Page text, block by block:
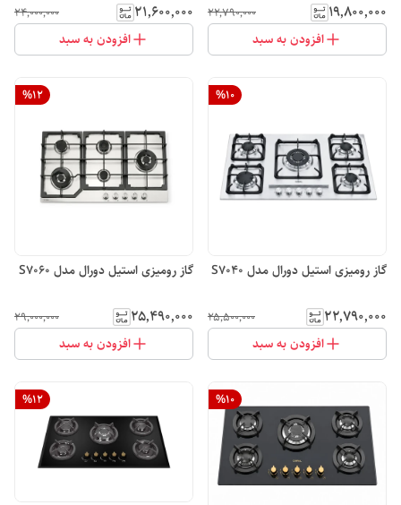
۱۹٬۸۰۰٬۰۰۰ ۲۲٬۷۹۰٬۰۰۰
افزودن به سبد
۲۱٬۶۰۰٬۰۰۰ ۲۴٬۰۰۰٬۰۰۰
افزودن به سبد
%10
گاز رومیزی استیل دورال مدل S7040
۲۲٬۷۹۰٬۰۰۰ ۲۵٬۵۰۰٬۰۰۰
افزودن به سبد
%12
گاز رومیزی استیل دورال مدل S7060
۲۵٬۴۹۰٬۰۰۰ ۲۹٬۰۰۰٬۰۰۰
افزودن به سبد
%10
%12